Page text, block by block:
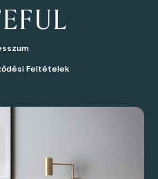
Feltételek